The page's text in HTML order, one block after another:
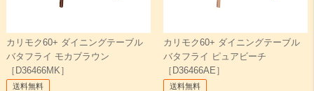
カリモク60+ ダイニングテーブル
バタフライ モカブラウン
［D36466MK］
送料無料
カリモク60+ ダイニングテーブル
バタフライ ピュアビーチ
［D36466AE］
送料無料